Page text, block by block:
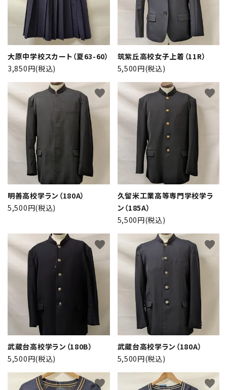
大原中学校スカート（夏63-60）
3,850円(税込)
筑紫丘高校女子上着（11R）
5,500円(税込)
明善高校学ラン（180A）
5,500円(税込)
favorite
久留米工業高等専門学校学ラ
ン（185A）
5,500円(税込)
favorite
武蔵台高校学ラン（180B）
5,500円(税込)
favorite
武蔵台高校学ラン（180A）
5,500円(税込)
favorite
favorite favorite
キーワード
カテゴリー
検索する